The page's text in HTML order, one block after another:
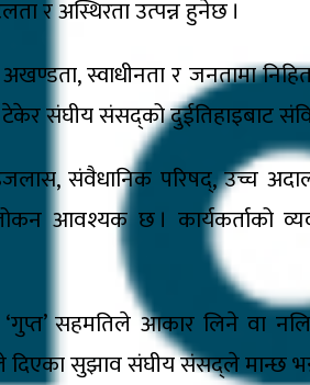
र अस्थिरता उत्पन्न हुनेछ ।
स्वाधीनता र जनतामा
टेकेर संघीय संसद्को दुईतिहाइबाट
इजलास, संवैधानिक परिषद्, उच्च
आवश्यक छ । कार्यकर्ताको
सहमतिले आकार लिने वा नलिने
सुझाव संघीय संसद्ले मान्छ